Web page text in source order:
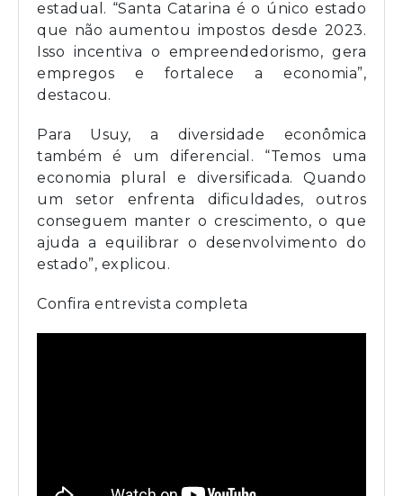
estadual. “Santa Catarina é o único estado
que não aumentou impostos desde 2023.
Isso incentiva o empreendedorismo, gera
empregos e fortalece a economia”,
destacou.
Para Usuy, a diversidade econômica
também é um diferencial. “Temos uma
economia plural e diversificada. Quando
um setor enfrenta dificuldades, outros
conseguem manter o crescimento, o que
ajuda a equilibrar o desenvolvimento do
estado”, explicou.
Confira entrevista completa